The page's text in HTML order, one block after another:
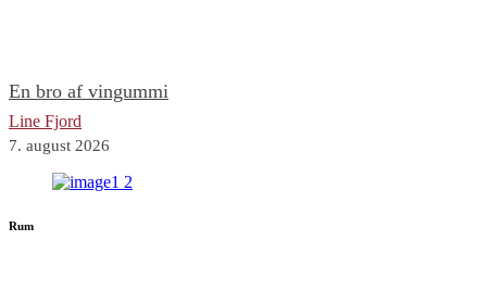
En bro af vingummi
Line Fjord
7. august 2026
Rum